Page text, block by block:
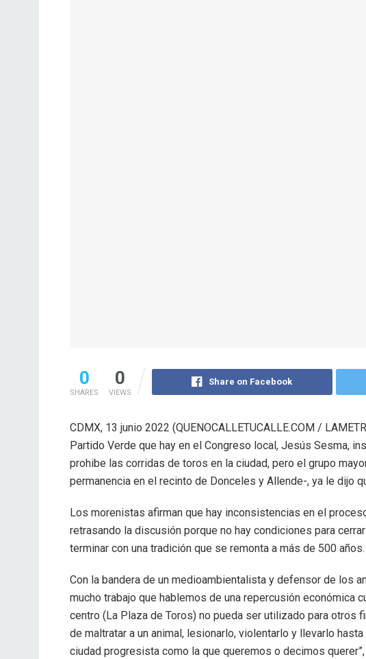
0
SHARES
0
VIEWS
Share on Facebook
CDMX, 13 junio 2022 (QUENOCALLETUCALLE.COM /
Partido Verde que hay en el Congreso local, Jesús Sesma,
prohibe las corridas de toros en la ciudad, pero el grupo
permanencia en el recinto de Donceles y Allende-, ya le dijo
Los morenistas afirman que hay inconsistencias en el
retrasando la discusión porque no hay condiciones para
terminar con una tradición que se remonta a más de 500 años.
Con la bandera de un medioambientalista y defensor de los
mucho trabajo que hablemos de una repercusión económica
centro (La Plaza de Toros) no pueda ser utilizado para otros
de maltratar a un animal, lesionarlo, violentarlo y llevarlo
ciudad progresista como la que queremos o decimos